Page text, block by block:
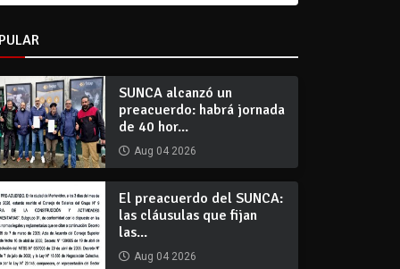
SUNCA alcanzó un
preacuerdo: habrá jornada
de 40 hor...
Aug 04 2026
El preacuerdo del SUNCA:
las cláusulas que fijan
las...
Aug 04 2026